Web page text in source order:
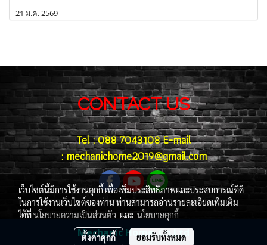
21 ม.ค. 2569
CONTACT US
Tel : 088 7043108 E-mail
: mechanichome2019@gmail.com
Mechanic Home .Co.Ltd
เว็บไซต์นี้มีการใช้งานคุกกี้ เพื่อเพิ่มประสิทธิภาพและประสบการณ์ที่ดี
ในการใช้งานเว็บไซต์ของท่าน ท่านสามารถอ่านรายละเอียดเพิ่มเติม
ได้ที่นโยบายความเป็นส่วนตัว และ นโยบายคุกกี้
ตั้งค่าคุกกี้ ยอมรับทั้งหมด